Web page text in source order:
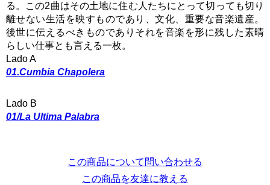
る。この2曲はその土地に住む人たちにとって切っても切り
離せない生活を映すものであり、文化、重要な音楽遺産。
後世に伝えるべきものでありそれを音楽を形に残した素晴
らしい仕事とも言える一枚。
Lado A
01.Cumbia Chapolera
Lado B
01/La Ultima Palabra
この商品について問い合わせる
この商品を友達に教える